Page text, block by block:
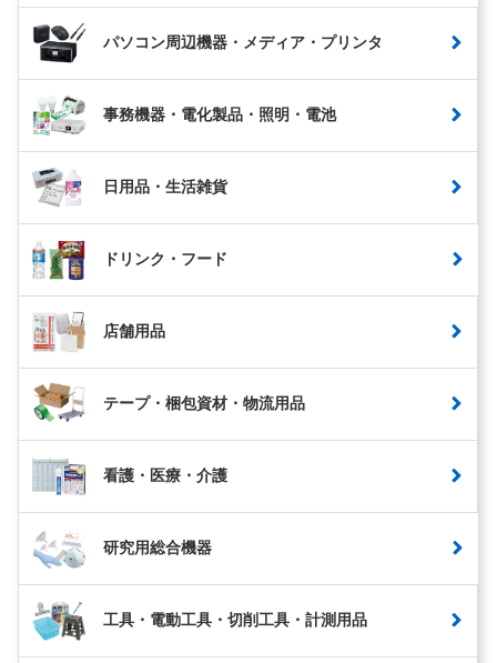
パソコン周辺機器・メディア・プリンタ
事務機器・電化製品・照明・電池
日用品・生活雑貨
ドリンク・フード
店舗用品
テープ・梱包資材・物流用品
看護・医療・介護
研究用総合機器
工具・電動工具・切削工具・計測用品